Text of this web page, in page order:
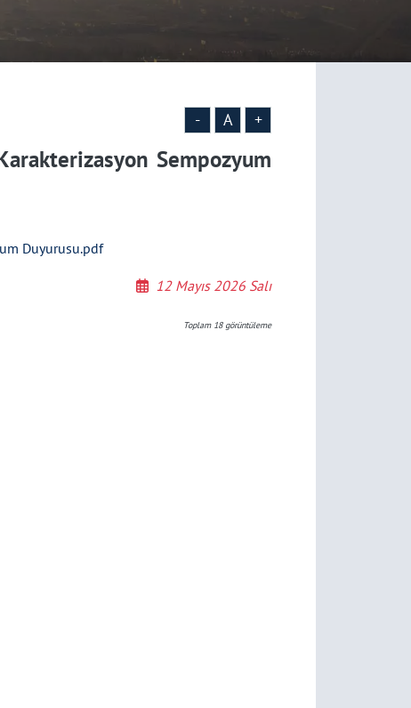
- A +
Sempozyum
Duyurusu.pdf
12 Mayıs 2026 Salı
Toplam 18görüntüleme